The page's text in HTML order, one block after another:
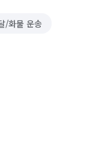
/화물 운송